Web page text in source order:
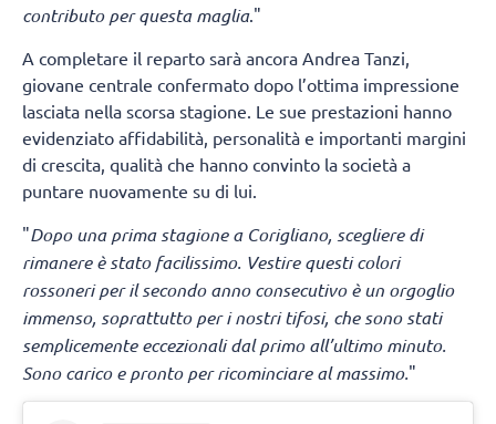
contributo per questa maglia."
A completare il reparto sarà ancora Andrea Tanzi,
giovane centrale confermato dopo l’ottima impressione
lasciata nella scorsa stagione. Le sue prestazioni hanno
evidenziato affidabilità, personalità e importanti margini
di crescita, qualità che hanno convinto la società a
puntare nuovamente su di lui.
"Dopo una prima stagione a Corigliano, scegliere di
rimanere è stato facilissimo. Vestire questi colori
rossoneri per il secondo anno consecutivo è un orgoglio
immenso, soprattutto per i nostri tifosi, che sono stati
semplicemente eccezionali dal primo all’ultimo minuto.
Sono carico e pronto per ricominciare al massimo."